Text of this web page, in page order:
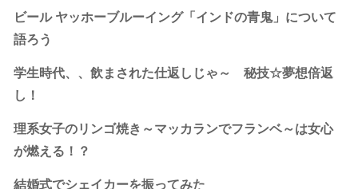
ビール ヤッホーブルーイング「インドの青鬼」について
語ろう
学生時代、、飲まされた仕返しじゃ～ 秘技☆夢想倍返
し！
理系女子のリンゴ焼き～マッカランでフランベ～は女心
が燃える！？
結婚式でシェイカーを振ってみた